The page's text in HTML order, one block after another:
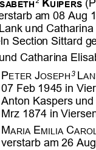
  
     
    